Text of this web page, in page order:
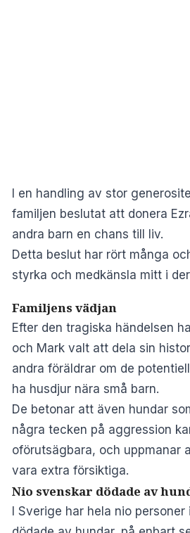
I en handling av stor
familjen beslutat att donera
andra barn en chans till liv.
Detta beslut har rört många
styrka och medkänsla mitt i
Familjens vädjan
Efter den tragiska händelsen
och Mark valt att dela sin
andra föräldrar om de
ha husdjur nära små barn.
De betonar att även hundar
några tecken på aggression
oförutsägbara, och uppmanar
vara extra försiktiga.
Nio svenskar dödade av
I Sverige har hela nio